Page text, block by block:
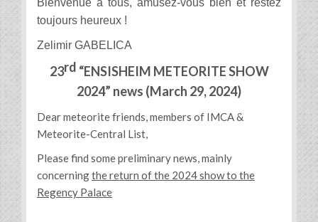
toujours heureux !
Zelimir GABELICA
23rd “ENSISHEIM METEORITE SHOW
2024” news (March 29, 2024)
Dear meteorite friends, members of IMCA &
Meteorite-Central List,
Please find some preliminary news, mainly
concerningthe return of the 2024 show to the
Regency Palace